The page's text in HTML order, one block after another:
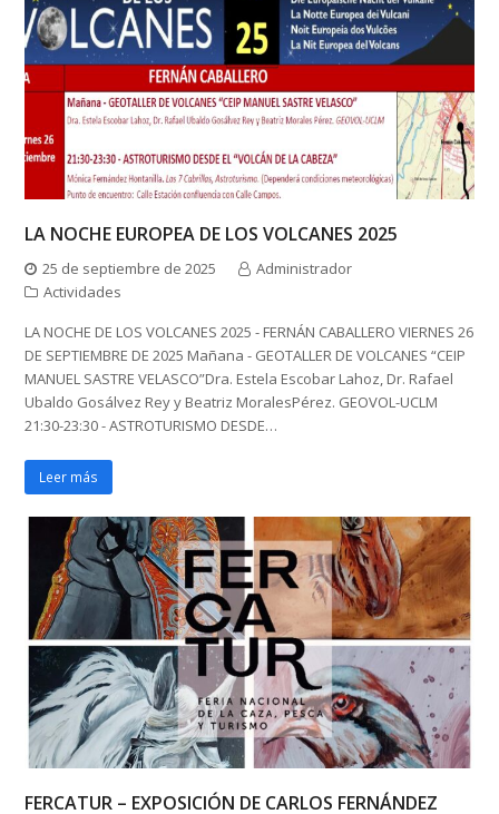
LA NOCHE EUROPEA DE LOS VOLCANES 2025
25 de septiembre de 2025
Administrador
Actividades
LA NOCHE DE LOS VOLCANES 2025 - FERNÁN CABALLERO VIERNES 26
DE SEPTIEMBRE DE 2025 Mañana - GEOTALLER DE VOLCANES “CEIP
MANUEL SASTRE VELASCO”Dra. Estela Escobar Lahoz, Dr. Rafael
Ubaldo Gosálvez Rey y Beatriz MoralesPérez. GEOVOL-UCLM
21:30-23:30 - ASTROTURISMO DESDE…
Leer más
FERCATUR – EXPOSICIÓN DE CARLOS FERNÁNDEZ